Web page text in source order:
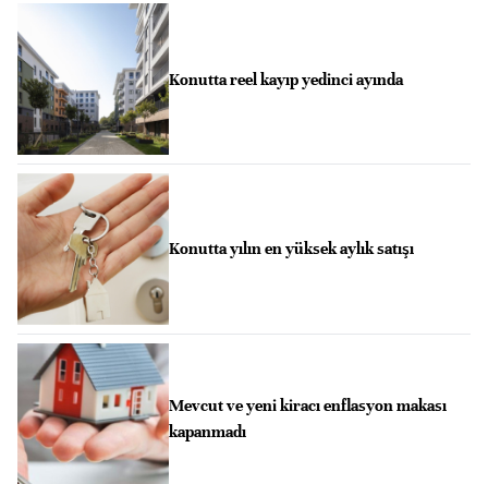
Konutta reel kayıp yedinci ayında
Konutta yılın en yüksek aylık satışı
Mevcut ve yeni kiracı enflasyon makası
kapanmadı